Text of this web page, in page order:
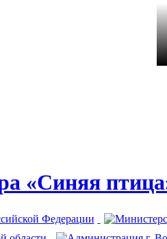
«Синяя